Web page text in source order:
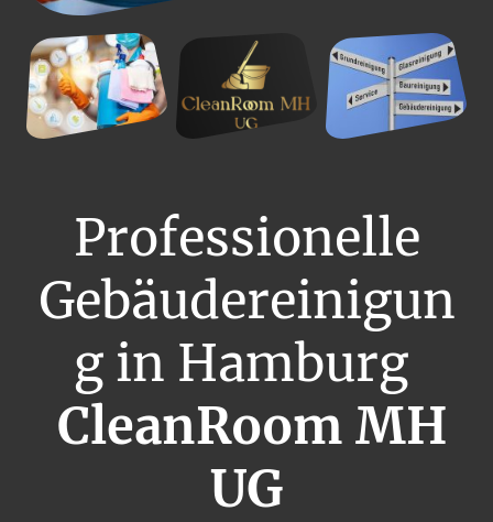
Professionelle
Gebäudereinigun
g in Hamburg
CleanRoom MH
UG